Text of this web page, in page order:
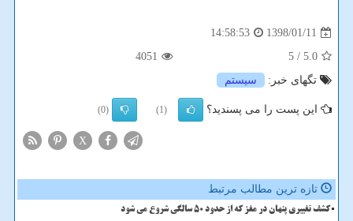
1398/01/11
14:58:53
5.0
/ 5
4051
تگهای خبر:
سیستم
این پست را می پسندید؟ (1)
(0)
X
تازه ترین مطالب مرتبط
کشف تغییری پنهان در مغز که از حدود 50 سالگی شروع می شود